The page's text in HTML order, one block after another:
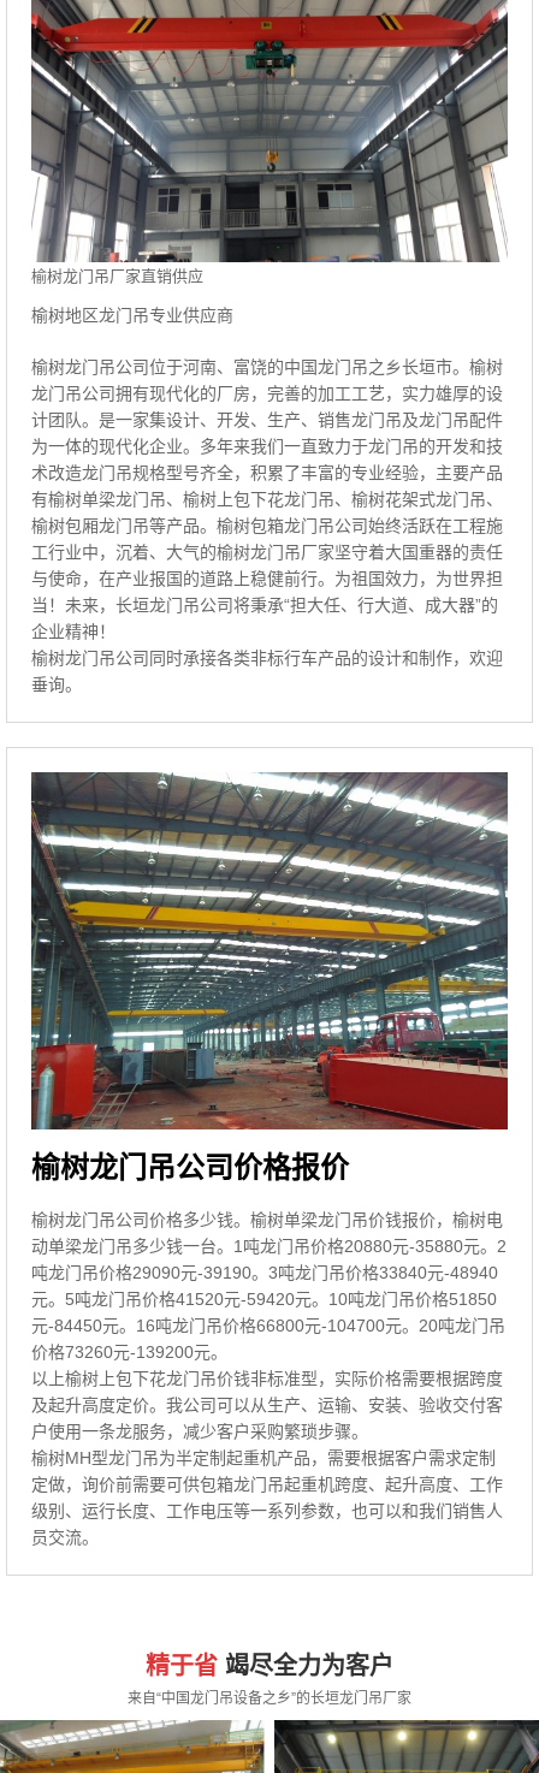
榆树龙门吊厂家直销供应
榆树地区龙门吊专业供应商
榆树龙门吊公司位于河南、富饶的中国龙门吊之乡长垣市。榆树
龙门吊公司拥有现代化的厂房，完善的加工工艺，实力雄厚的设
计团队。是一家集设计、开发、生产、销售龙门吊及龙门吊配件
为一体的现代化企业。多年来我们一直致力于龙门吊的开发和技
术改造龙门吊规格型号齐全，积累了丰富的专业经验，主要产品
有榆树单梁龙门吊、榆树上包下花龙门吊、榆树花架式龙门吊、
榆树包厢龙门吊等产品。榆树包箱龙门吊公司始终活跃在工程施
工行业中，沉着、大气的榆树龙门吊厂家坚守着大国重器的责任
与使命，在产业报国的道路上稳健前行。为祖国效力，为世界担
当！未来，长垣龙门吊公司将秉承“担大任、行大道、成大器”的
企业精神！
榆树龙门吊公司同时承接各类非标行车产品的设计和制作，欢迎
垂询。
榆树龙门吊公司价格报价
榆树龙门吊公司价格多少钱。榆树单梁龙门吊价钱报价，榆树电
动单梁龙门吊多少钱一台。1吨龙门吊价格20880元-35880元。2
吨龙门吊价格29090元-39190。3吨龙门吊价格33840元-48940
元。5吨龙门吊价格41520元-59420元。10吨龙门吊价格51850
元-84450元。16吨龙门吊价格66800元-104700元。20吨龙门吊
价格73260元-139200元。
以上榆树上包下花龙门吊价钱非标准型，实际价格需要根据跨度
及起升高度定价。我公司可以从生产、运输、安装、验收交付客
户使用一条龙服务，减少客户采购繁琐步骤。
榆树MH型龙门吊为半定制起重机产品，需要根据客户需求定制
定做，询价前需要可供包箱龙门吊起重机跨度、起升高度、工作
级别、运行长度、工作电压等一系列参数，也可以和我们销售人
员交流。
精于省 竭尽全力为客户
来自“中国龙门吊设备之乡”的长垣龙门吊厂家